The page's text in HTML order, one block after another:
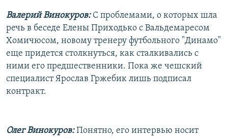
Валерий Винокуров:С проблемами, о которых шла
речь в беседе Елены Приходько с Вальдемаресом
Хомичюсом, новому тренеру футбольного "Динамо"
еще придется столкнуться, как сталкивались с
ними его предшественники. Пока же чешский
специалист Ярослав Гржебик лишь подписал
контракт.
Олег Винокуров:Понятно, его интервью носит